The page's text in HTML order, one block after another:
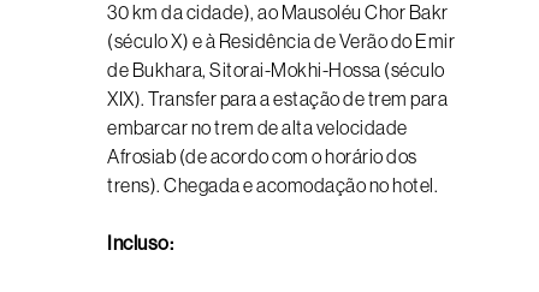
30 km da cidade), ao Mausoléu Chor Bakr
(século X) e à Residência de Verão do Emir
de Bukhara, Sitorai-Mokhi-Hossa (século
XIX). Transfer para a estação de trem para
embarcar no trem de alta velocidade
Afrosiab (de acordo com o horário dos
trens). Chegada e acomodação no hotel.
Incluso: